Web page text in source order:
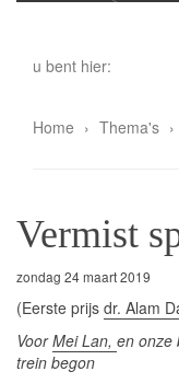
u bent hier:
Home Thema's
Vermist
zondag 24 maart 2019
(Eerste prijs dr. Alam
VoorMei Lan, en onze
trein begon